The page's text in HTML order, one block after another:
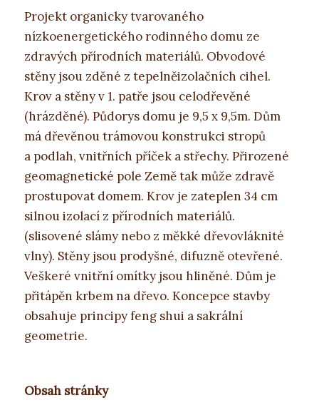
Projekt organicky tvarovaného
nízkoenergetického rodinného domu ze
zdravých přírodních materiálů. Obvodové
stěny jsou zděné z tepelněizolačních cihel.
Krov a stěny v 1. patře jsou celodřevěné
(hrázděné). Půdorys domu je 9,5 x 9,5m. Dům
má dřevěnou trámovou konstrukci stropů
a podlah, vnitřních příček a střechy. Přirozené
geomagnetické pole Země tak může zdravě
prostupovat domem. Krov je zateplen 34 cm
silnou izolací z přírodních materiálů.
(slisovené slámy nebo z měkké dřevovláknité
vlny). Stěny jsou prodyšné, difuzně otevřené.
Veškeré vnitřní omítky jsou hliněné. Dům je
přitápěn krbem na dřevo. Koncepce stavby
obsahuje principy feng shui a sakrální
geometrie.